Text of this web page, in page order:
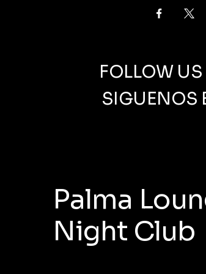
Palma
Night Club
FOLLOW
SIGUENOS